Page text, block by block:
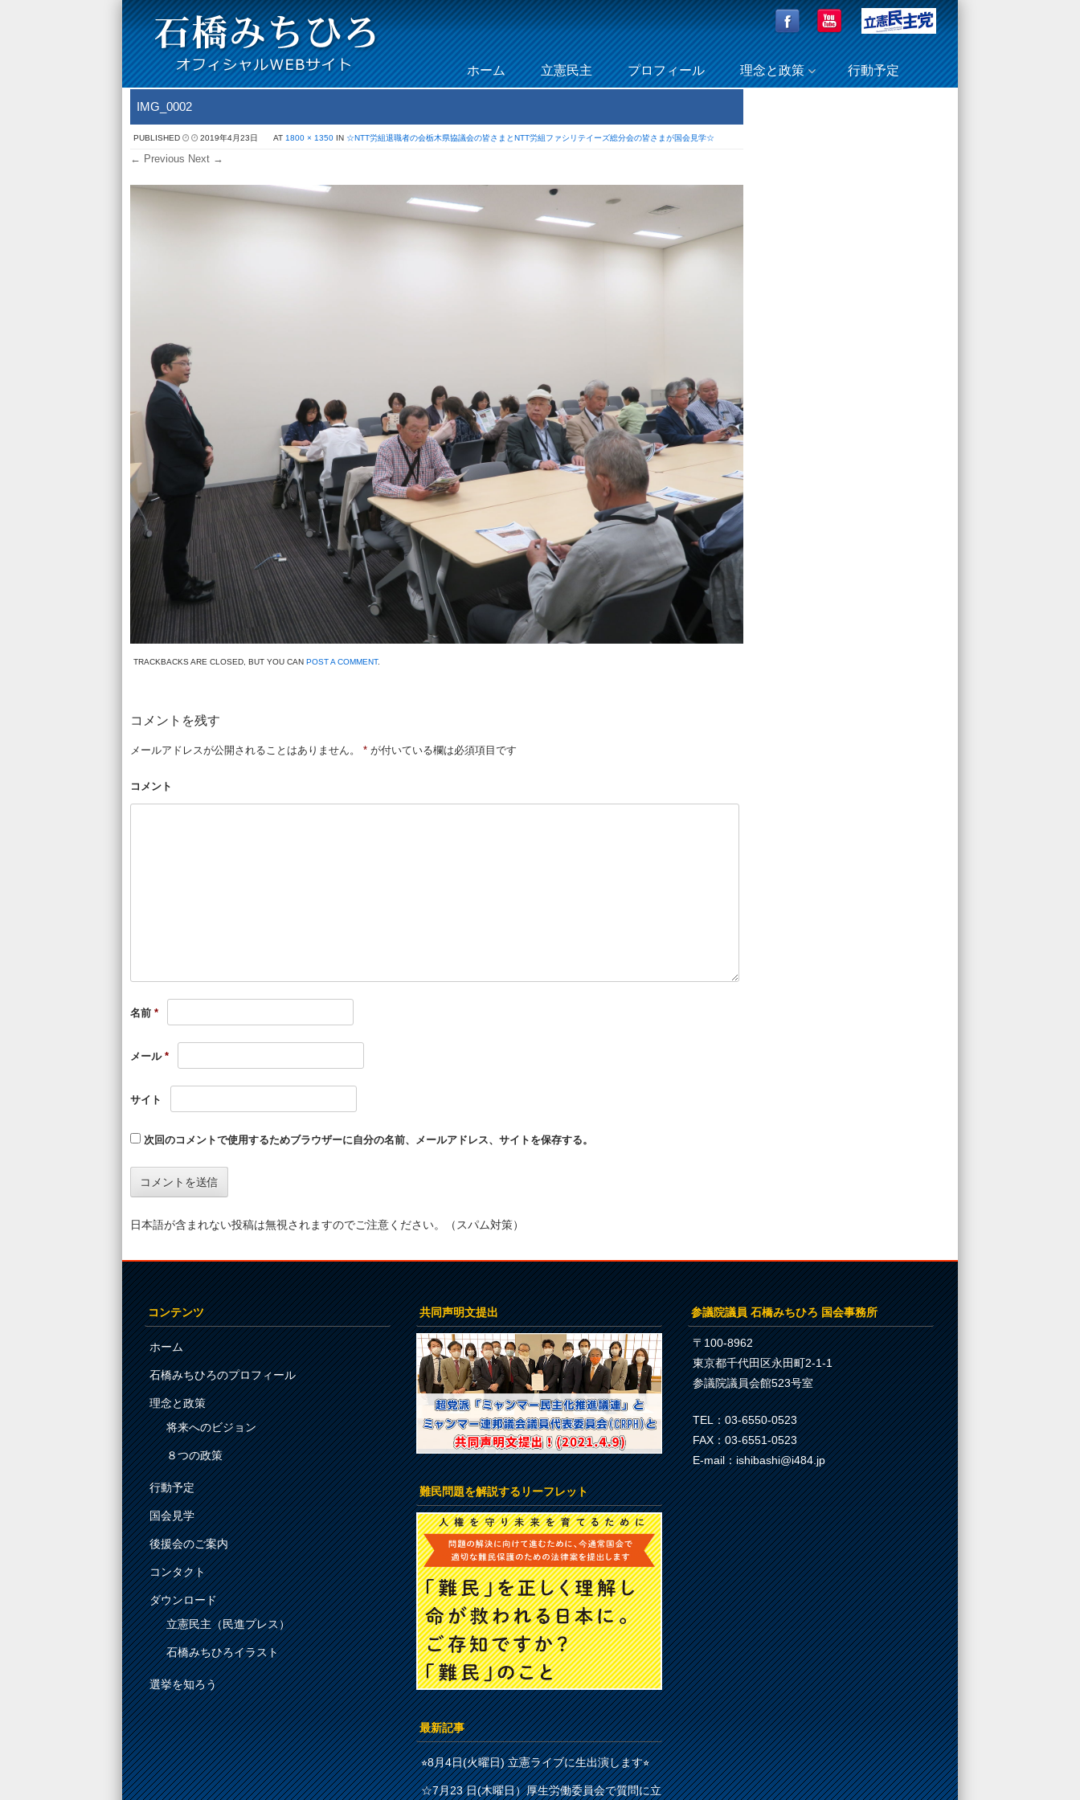
Menu
Skip to content
ホーム 立憲民主 プロフィール 理念と政策 行動予定
IMG_0002
PUBLISHED 2019年4月23日 AT 1800 × 1350 IN ☆NTT労組退職者の会栃木県協議会の皆さまとNTT労組ファシリテイーズ総分会の皆さまが国会見学☆
← Previous Next →
TRACKBACKS ARE CLOSED, BUT YOU CAN POST A COMMENT.
コメントを残す
メールアドレスが公開されることはありません。 * が付いている欄は必須項目です
コメント
名前 *
メール *
サイト
次回のコメントで使用するためブラウザーに自分の名前、メールアドレス、サイトを保存する。
日本語が含まれない投稿は無視されますのでご注意ください。（スパム対策）
コンテンツ
ホーム
石橋みちひろのプロフィール
理念と政策
将来へのビジョン
８つの政策
行動予定
国会見学
後援会のご案内
コンタクト
ダウンロード
立憲民主（民進プレス）
石橋みちひろイラスト
選挙を知ろう
共同声明文提出
難民問題を解説するリーフレット
最新記事
⭐︎8月4日(火曜日) 立憲ライブに生出演します⭐︎
☆7月23 日(木曜日）厚生労働委員会で質問に立
参議院議員 石橋みちひろ 国会事務所
〒100-8962
東京都千代田区永田町2-1-1
参議院議員会館523号室
TEL：03-6550-0523
FAX：03-6551-0523
E-mail：ishibashi@i484.jp